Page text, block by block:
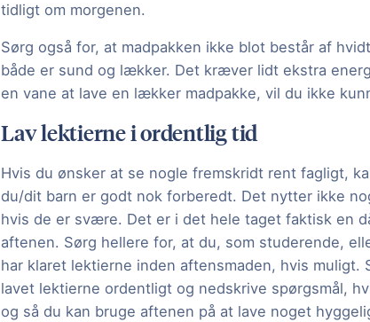
tidligt om morgenen.
Sørg også for, at madpakken ikke blot består af
både er sund og lækker. Det kræver lidt ekstra
en vane at lave en lækker madpakke, vil du ikke
Lav lektierne i ordentlig tid
Hvis du ønsker at se nogle fremskridt rent fagligt,
du/dit barn er godt nok forberedt. Det nytter ikke
hvis de er svære. Det er i det hele taget faktisk en
aftenen. Sørg hellere for, at du, som studerende,
har klaret lektierne inden aftensmaden, hvis muligt.
lavet lektierne ordentligt og nedskrive spørgsmål,
og så du kan bruge aftenen på at lave noget